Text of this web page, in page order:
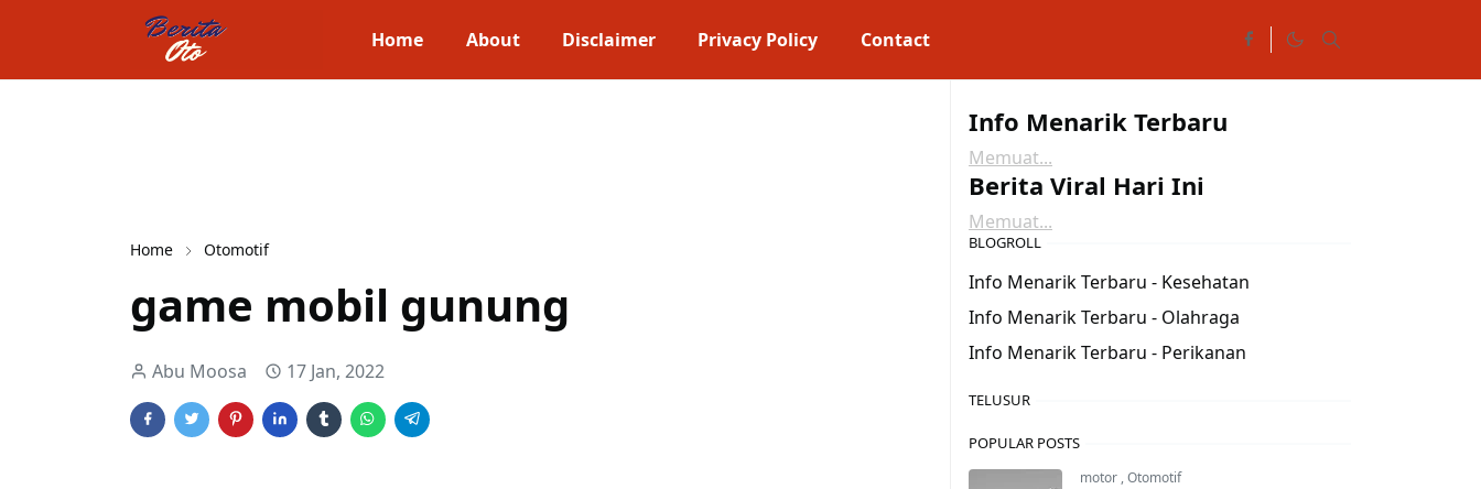
Home About Disclaimer Privacy Policy Contact
Home Otomotif
game mobil gunung
Abu Moosa 17 Jan, 2022
Info Menarik Terbaru
Memuat...
Berita Viral Hari Ini
Memuat...
BLOGROLL
Info Menarik Terbaru - Kesehatan
Info Menarik Terbaru - Olahraga
Info Menarik Terbaru - Perikanan
TELUSUR
POPULAR POSTS
motor ,Otomotif